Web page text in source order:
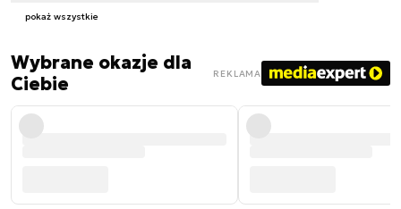
pokaż wszystkie
Wybrane okazje dla
Ciebie
REKLAMA